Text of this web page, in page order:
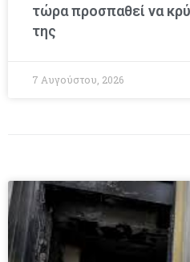
τώρα προσπαθεί να
της
7 Αυγούστου, 2026